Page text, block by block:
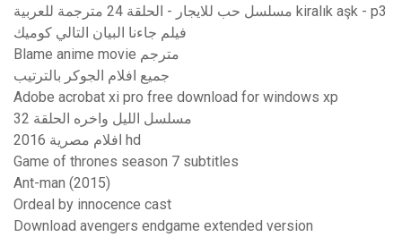
مسلسل حب للايجار - الحلقة 24 مترجمة للعربية kiralık aşk - p3
فيلم جاءنا البيان التالي كوميك
Blame anime movie مترجم
جميع افلام الجوكر بالترتيب
Adobe acrobat xi pro free download for windows xp
مسلسل الليل واخره الحلقة 32
افلام مصرية 2016 hd
Game of thrones season 7 subtitles
Ant-man (2015)
Ordeal by innocence cast
Download avengers endgame extended version